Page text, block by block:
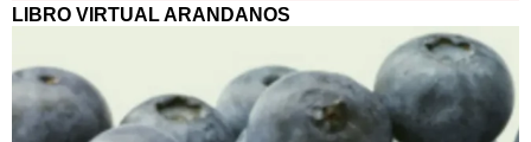
LIBRO VIRTUAL ARANDANOS